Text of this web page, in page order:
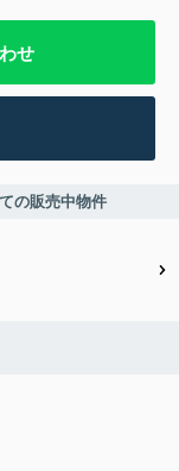
せ
の販売中物件